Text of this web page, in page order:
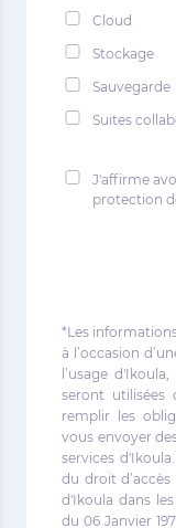
Cloud
Stockage
Sauvegarde
Suites
J'affirme
protection
*Les
à l’occasion
l’usage
seront utilisées
remplir les
vous envoyer
services
du droit
d'Ikoula dans
du 06 Janvier